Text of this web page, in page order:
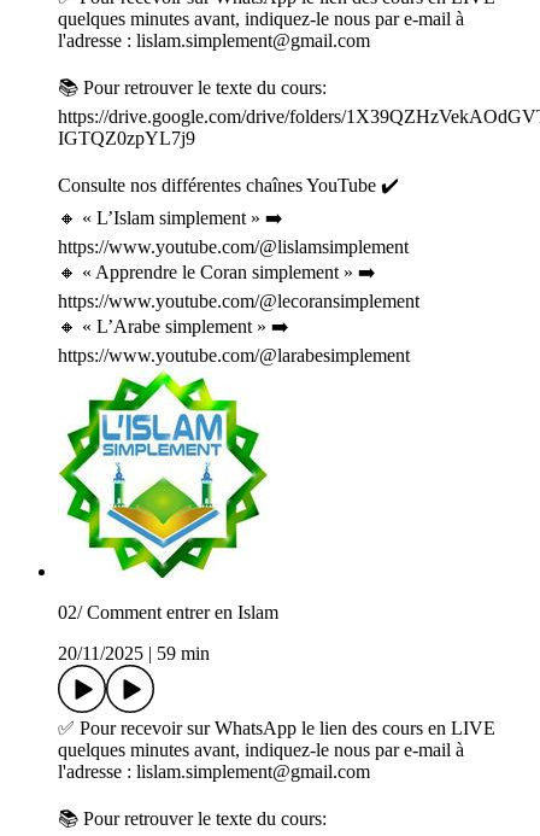
quelques minutes avant, indiquez-le nous par e-mail à
l'adresse : lislam.simplement@gmail.com
📚 Pour retrouver le texte du cours:
https://drive.google.com/drive/folders/
IGTQZ0zpYL7j9
Consulte nos différentes chaînes YouTube ✔️
🔸 « L’Islam simplement » ➡️
⁠⁠https://www.youtube.com/@lislamsimplement⁠⁠
🔸 « Apprendre le Coran simplement » ➡️⁠
https://www.youtube.com/@lecoransimplement
🔸 « L’Arabe simplement » ➡️
⁠⁠https://www.youtube.com/@larabesimplement⁠⁠
02/ Comment entrer en Islam
20/11/2025
59 min
✅ Pour recevoir sur WhatsApp le lien des cours en LIVE
quelques minutes avant, indiquez-le nous par e-mail à
l'adresse : lislam.simplement@gmail.com
📚 Pour retrouver le texte du cours: